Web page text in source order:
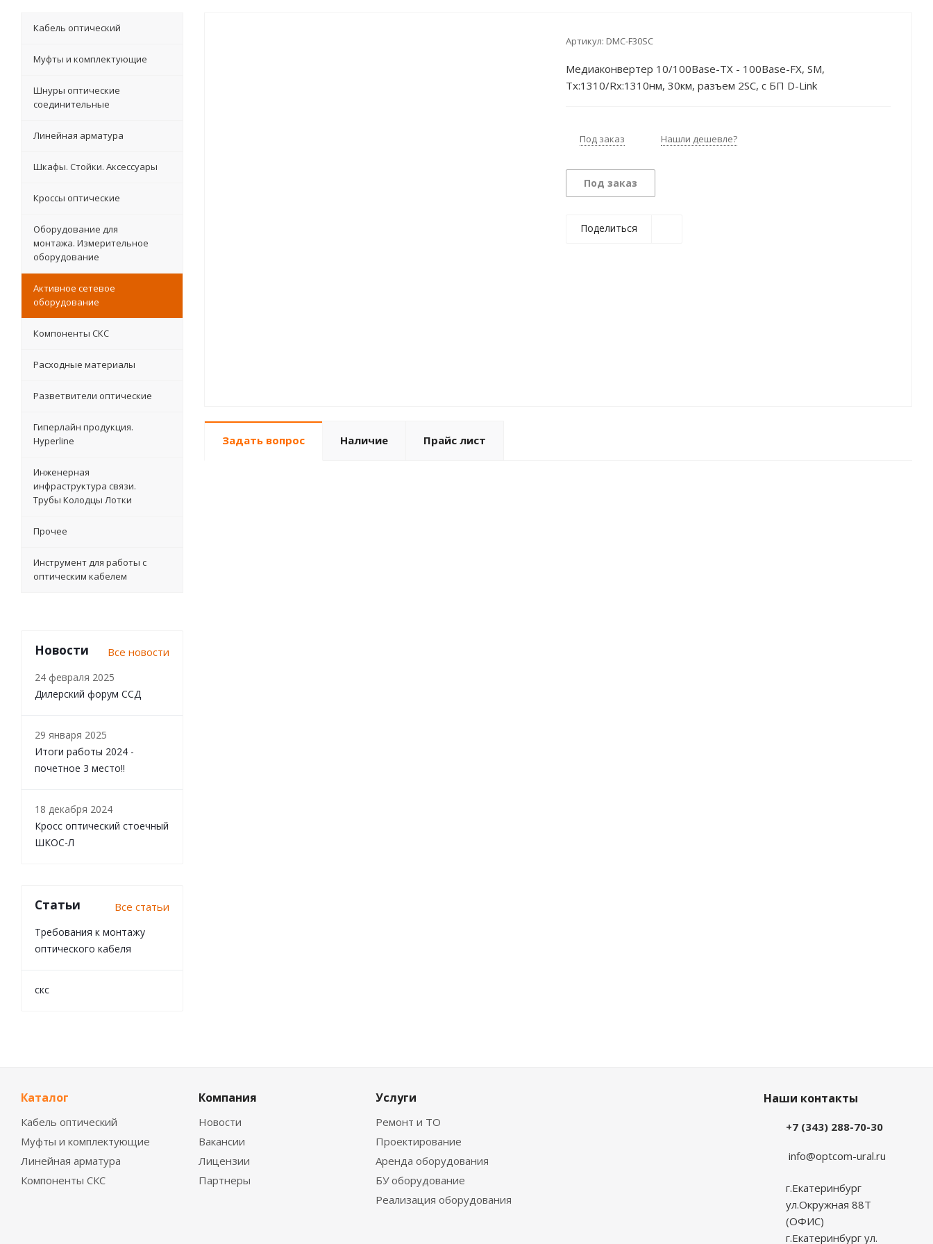
Артикул: DMC-F30SC
Медиаконвертер 10/100Base-TX - 100Base-FX, SM,
Tx:1310/Rx:1310нм, 30км, разъем 2SC, c БП D-Link
Под заказ Нашли дешевле?
Под заказ
Поделиться
Задать вопрос Наличие Прайс лист
Кабель оптический
Муфты и комплектующие
Шнуры оптические
соединительные
Линейная арматура
Шкафы. Стойки. Аксесcуары
Кроссы оптические
Оборудование для
монтажа. Измерительное
оборудование
Активное сетевое
оборудование
Компоненты СКС
Расходные материалы
Разветвители оптические
Гиперлайн продукция.
Hyperline
Инженерная
инфраструктура связи.
Трубы Колодцы Лотки
Прочее
Инструмент для работы с
оптическим кабелем
Новости Все новости
24 февраля 2025
Дилерский форум ССД
29 января 2025
Итоги работы 2024 -
почетное 3 место!!
18 декабря 2024
Кросс оптический стоечный
ШКОС-Л
Статьи Все статьи
Требования к монтажу
оптического кабеля
скс
Каталог
Кабель оптический
Муфты и комплектующие
Линейная арматура
Компоненты СКС
Компания
Новости
Вакансии
Лицензии
Партнеры
Услуги
Ремонт и ТО
Проектирование
Аренда оборудования
БУ оборудование
Реализация оборудования
Наши контакты
+7 (343) 288-70-30
info@optcom-ural.ru
г.Екатеринбург
ул.Окружная 88Т
(ОФИС)
г.Екатеринбург ул.